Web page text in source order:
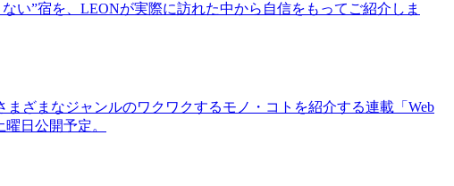
い”宿を、LEONが実際に訪れた中から自信をもってご紹介しま
ざまなジャンルのワクワクするモノ・コトを紹介する連載「Web
日公開予定。